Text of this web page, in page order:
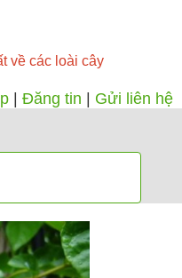
về các loài cây
Đăng tin Gửi liên hệ